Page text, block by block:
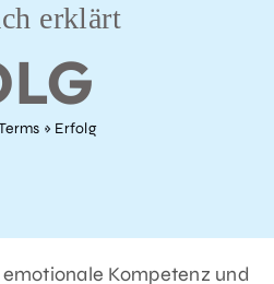
erklärt
» Erfolg
Kompetenz und